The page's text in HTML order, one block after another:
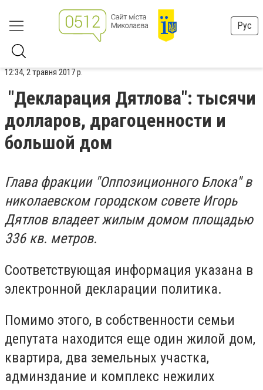
Рус
12:34, 2 травня 2017 р.
"Декларация Дятлова": тысячи
долларов, драгоценности и
большой дом
Глава фракции "Оппозиционного Блока" в
николаевском городском совете Игорь
Дятлов владеет жилым домом площадью
336 кв. метров.
Соответствующая информация указана в
электронной декларации политика.
Помимо этого, в собственности семьи
депутата находится еще один жилой дом,
квартира, два земельных участка,
админздание и комплекс нежилих